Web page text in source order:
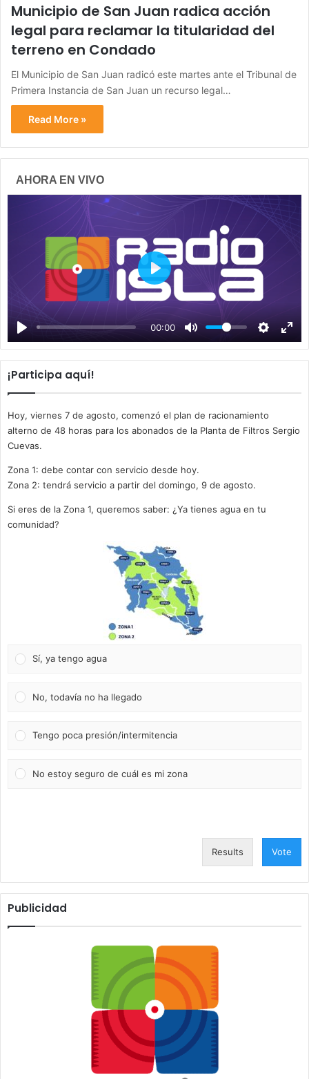
Municipio de San Juan radica acción
legal para reclamar la titularidad del
terreno en Condado
El Municipio de San Juan radicó este martes ante el Tribunal de
Primera Instancia de San Juan un recurso legal…
Read More »
AHORA EN VIVO
00:00
P
a
y
¡Participa aquí!
Hoy, viernes 7 de agosto, comenzó el plan de racionamiento
alterno de 48 horas para los abonados de la Planta de Filtros Sergio
Cuevas.
Zona 1: debe contar con servicio desde hoy.
Zona 2: tendrá servicio a partir del domingo, 9 de agosto.
Si eres de la Zona 1, queremos saber: ¿Ya tienes agua en tu
comunidad?
Sí, ya tengo agua
No, todavía no ha llegado
Tengo poca presión/intermitencia
No estoy seguro de cuál es mi zona
Results Vote
Publicidad